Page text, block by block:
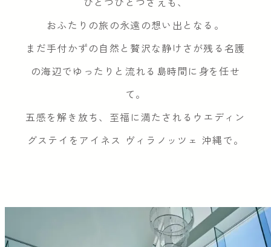
おふたりの旅の永遠の想い出となる。
まだ手付かずの自然と贅沢な静けさが残る名護
の海辺でゆったりと流れる島時間に身を任せ
て。
五感を解き放ち、至福に満たされるウエディン
グステイをアイネス ヴィラノッツェ 沖縄で。